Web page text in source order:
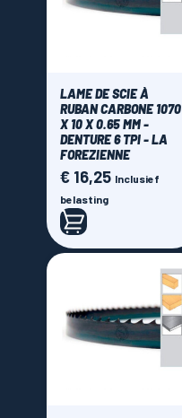
LAME DE SCIE À
RUBAN CARBONE 1070
X 10 X 0.65 MM -
DENTURE 6 TPI - LA
FOREZIENNE
Prijs
€ 16,25 Inclusief
belasting